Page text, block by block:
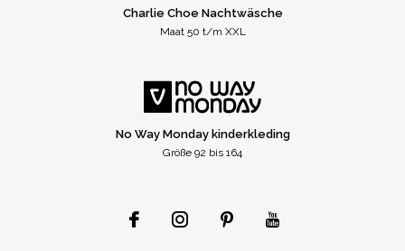
Charlie Choe Nachtwäsche
Maat 50 t/m XXL
No Way Monday kinderkleding
Größe 92 bis 164